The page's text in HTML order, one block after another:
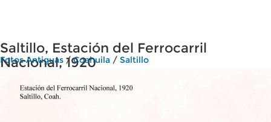
Saltillo, Estación del Ferrocarril
Nacional, 1920
Fotos Antiguas /Coahuila / Saltillo